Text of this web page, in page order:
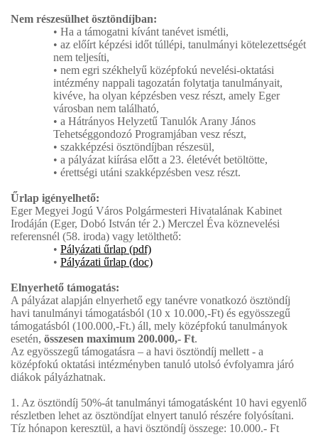
Nem részesülhet ösztöndíjban:
• Ha a támogatni kívánt tanévet ismétli,
• az előírt képzési időt túllépi, tanulmányi kötelezettségét
nem teljesíti,
• nem egri székhelyű középfokú nevelési-oktatási
intézmény nappali tagozatán folytatja tanulmányait,
kivéve, ha olyan képzésben vesz részt, amely Eger
városban nem található,
• a Hátrányos Helyzetű Tanulók Arany János
Tehetséggondozó Programjában vesz részt,
• szakképzési ösztöndíjban részesül,
• a pályázat kiírása előtt a 23. életévét betöltötte,
• érettségi utáni szakképzésben vesz részt.
Űrlap igényelhető:
Eger Megyei Jogú Város Polgármesteri Hivatalának Kabinet
Irodáján (Eger, Dobó István tér 2.) Merczel Éva köznevelési
referensnél (58. iroda) vagy letölthető:
• Pályázati űrlap (pdf)
• Pályázati űrlap (doc)
Elnyerhető támogatás:
A pályázat alapján elnyerhető egy tanévre vonatkozó ösztöndíj
havi tanulmányi támogatásból (10 x 10.000,-Ft) és egyösszegű
támogatásból (100.000,-Ft.) áll, mely középfokú tanulmányok
esetén, összesen maximum 200.000,- Ft.
Az egyösszegű támogatásra – a havi ösztöndíj mellett - a
középfokú oktatási intézményben tanuló utolsó évfolyamra járó
diákok pályázhatnak.
1. Az ösztöndíj 50%-át tanulmányi támogatásként 10 havi egyenlő
részletben lehet az ösztöndíjat elnyert tanuló részére folyósítani.
Tíz hónapon keresztül, a havi ösztöndíj összege: 10.000.- Ft